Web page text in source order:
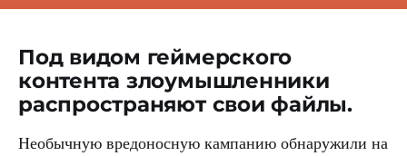
Под видом геймерского
контента злоумышленники
распространяют свои файлы.
Необычную вредоносную кампанию обнаружили на